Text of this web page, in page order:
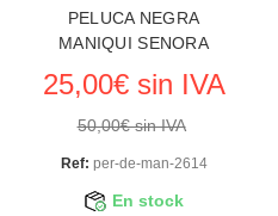
PELUCA NEGRA
MANIQUI SENORA
25,00€ sin IVA
50,00€ sin IVA
Ref: per-de-man-2614
En stock